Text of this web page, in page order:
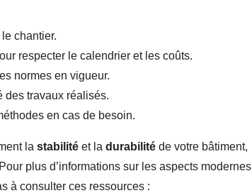
chantier.
respecter le calendrier et les coûts.
normes en vigueur.
des travaux réalisés.
en cas de besoin.
la stabilité et la durabilité de votre bâtiment,
plus d’informations sur les aspects modernes
à consulter ces ressources :